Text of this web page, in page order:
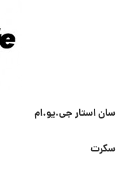
سان استار جی.یو.ام
سکرت